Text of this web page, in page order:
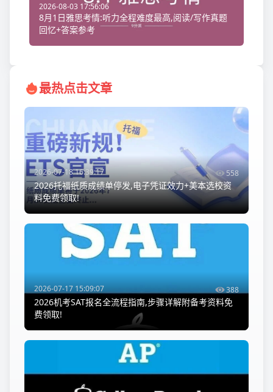
2026-08-03 17:56:06
8月1日雅思考情:听力全程难度最高,阅读/写作真题
回忆+答案参考
最热点击文章
2026-07-18 16:39:17 558
2026托福纸质成绩单停发,电子凭证效力+美本选校资
料免费领取!
2026-07-17 15:09:07 388
2026机考SAT报名全流程指南,步骤详解附备考资料免
费领取!